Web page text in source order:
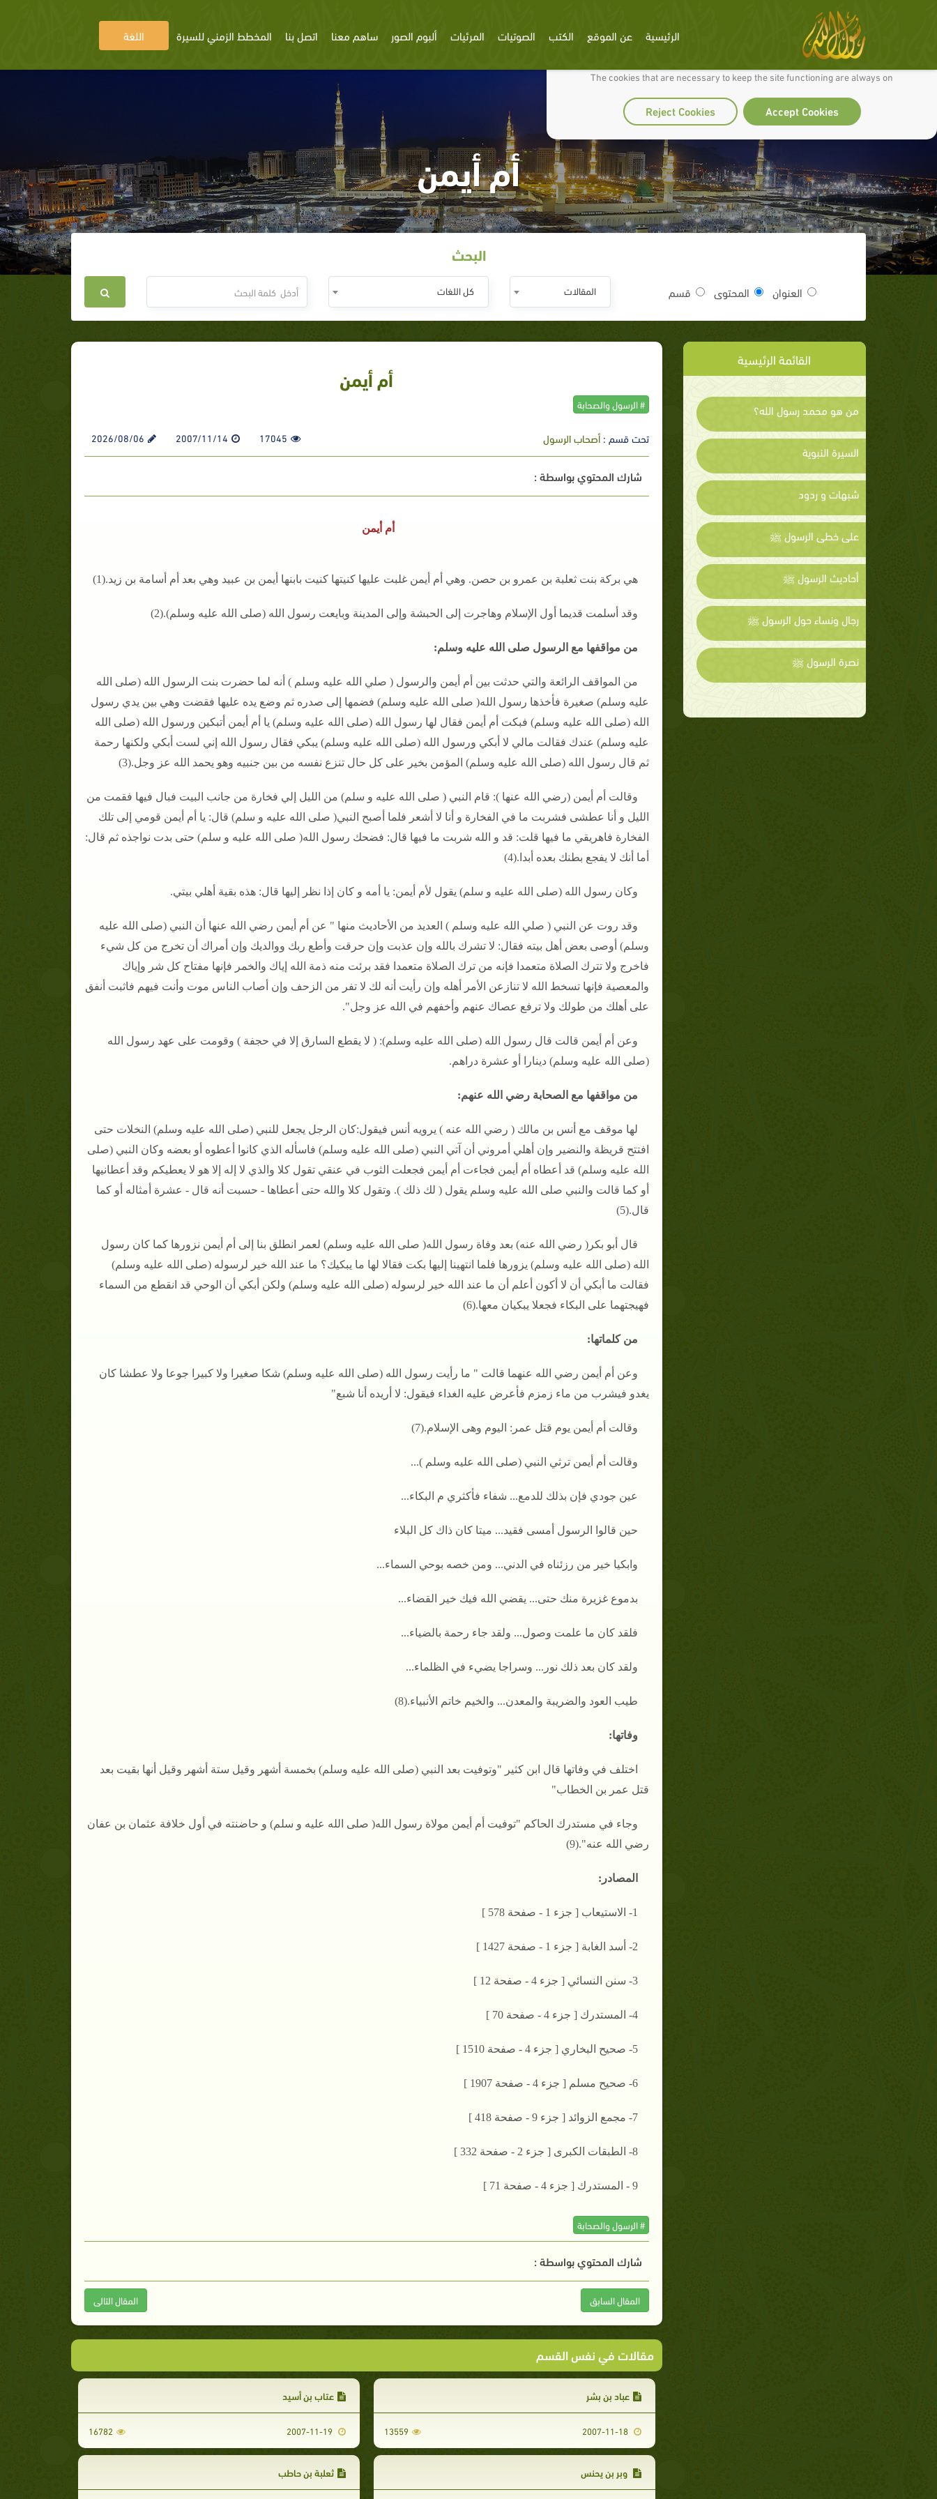
We use cookies to make our site work well for you and so we can continually improve it.
The cookies that are necessary to keep the site functioning are always on
Accept Cookies
Reject Cookies
الرئيسية عن الموقع الكتب الصوتيات المرئيات ألبوم الصور ساهم معنا اتصل بنا المخطط الزمني للسيرة اللغة
أم أيمن
البحث
العنوان المحتوى قسم المقالات كل اللغات
القائمة الرئيسية
من هو محمد رسول الله؟
السيرة النبوية
شبهات و ردود
على خطى الرسول ﷺ
أحاديث الرسول ﷺ
رجال ونساء حول الرسول ﷺ
نصرة الرسول ﷺ
أم أيمن
# الرسول والصحابة
تحت قسم :أصحاب الرسول 17045
2007/11/14
2026/08/06
شارك المحتوي بواسطة :
أم أيمن
هي بركة بنت ثعلبة بن عمرو بن حصن. وهي أم أيمن غلبت عليها كنيتها كنيت بابنها أيمن بن عبيد وهي بعد أم أسامة بن زيد.(1)
وقد أسلمت قديما أول الإسلام وهاجرت إلى الحبشة وإلى المدينة وبايعت رسول الله (صلى الله عليه وسلم).(2)
من مواقفها مع الرسول صلى الله عليه وسلم:
من المواقف الرائعة والتي حدثت بين أم أيمن والرسول ( صلي الله عليه وسلم ) أنه لما حضرت بنت الرسول الله (صلى الله
عليه وسلم) صغيرة فأخذها رسول الله( صلى الله عليه وسلم) فضمها إلى صدره ثم وضع يده عليها فقضت وهي بين يدي رسول
الله (صلى الله عليه وسلم) فبكت أم أيمن فقال لها رسول الله (صلى الله عليه وسلم) يا أم أيمن أتبكين ورسول الله (صلى الله
عليه وسلم) عندك فقالت مالي لا أبكي ورسول الله (صلى الله عليه وسلم) يبكي فقال رسول الله إني لست أبكي ولكنها رحمة
ثم قال رسول الله (صلى الله عليه وسلم) المؤمن بخير على كل حال تنزع نفسه من بين جنبيه وهو يحمد الله عز وجل.(3)
وقالت أم أيمن (رضي الله عنها ): قام النبي ( صلى الله عليه و سلم) من الليل إلي فخارة من جانب البيت فبال فيها فقمت من
الليل و أنا عطشى فشربت ما في الفخارة و أنا لا أشعر فلما أصبح النبي( صلى الله عليه و سلم) قال: يا أم أيمن قومي إلى تلك
الفخارة فاهريقي ما فيها قلت: قد و الله شربت ما فيها قال: فضحك رسول الله( صلى الله عليه و سلم) حتى بدت نواجذه ثم قال:
أما أنك لا يفجع بطنك بعده أبدا.(4)
وكان رسول الله (صلى الله عليه و سلم) يقول لأم أيمن: يا أمه و كان إذا نظر إليها قال: هذه بقية أهلي بيتي.
وقد روت عن النبي ( صلي الله عليه وسلم ) العديد من الأحاديث منها " عن أم أيمن رضي الله عنها أن النبي (صلى الله عليه
وسلم) أوصى بعض أهل بيته فقال: لا تشرك بالله وإن عذبت وإن حرقت وأطع ربك ووالديك وإن أمراك أن تخرج من كل شيء
فاخرج ولا تترك الصلاة متعمدا فإنه من ترك الصلاة متعمدا فقد برئت منه ذمة الله إياك والخمر فإنها مفتاح كل شر وإياك
والمعصية فإنها تسخط الله لا تنازعن الأمر أهله وإن رأيت أنه لك لا تفر من الزحف وإن أصاب الناس موت وأنت فيهم فاثبت أنفق
على أهلك من طولك ولا ترفع عصاك عنهم وأخفهم في الله عز وجل".
وعن أم أيمن قالت قال رسول الله (صلى الله عليه وسلم): ( لا يقطع السارق إلا في حجفة ) وقومت على عهد رسول الله
(صلى الله عليه وسلم) دينارا أو عشرة دراهم.
من مواقفها مع الصحابة رضي الله عنهم:
لها موقف مع أنس بن مالك ( رضي الله عنه ) يرويه أنس فيقول:كان الرجل يجعل للنبي (صلى الله عليه وسلم) النخلات حتى
افتتح قريظة والنضير وإن أهلي أمروني أن آتي النبي (صلى الله عليه وسلم) فاسأله الذي كانوا أعطوه أو بعضه وكان النبي (صلى
الله عليه وسلم) قد أعطاه أم أيمن فجاءت أم أيمن فجعلت الثوب في عنقي تقول كلا والذي لا إله إلا هو لا يعطيكم وقد أعطانيها
أو كما قالت والنبي صلى الله عليه وسلم يقول ( لك ذلك ). وتقول كلا والله حتى أعطاها - حسبت أنه قال - عشرة أمثاله أو كما
قال.(5)
قال أبو بكر( رضي الله عنه) بعد وفاة رسول الله( صلى الله عليه وسلم) لعمر انطلق بنا إلى أم أيمن نزورها كما كان رسول
الله (صلى الله عليه وسلم) يزورها فلما انتهينا إليها بكت فقالا لها ما يبكيك؟ ما عند الله خير لرسوله (صلى الله عليه وسلم)
فقالت ما أبكي أن لا أكون أعلم أن ما عند الله خير لرسوله (صلى الله عليه وسلم) ولكن أبكي أن الوحي قد انقطع من السماء
فهيجتهما على البكاء فجعلا يبكيان معها.(6)
من كلماتها:
وعن أم أيمن رضي الله عنهما قالت " ما رأيت رسول الله (صلى الله عليه وسلم) شكا صغيرا ولا كبيرا جوعا ولا عطشا كان
يغدو فيشرب من ماء زمزم فأعرض عليه الغداء فيقول: لا أريده أنا شبع"
وقالت أم أيمن يوم قتل عمر: اليوم وهى الإسلام.(7)
وقالت أم أيمن ترثي النبي (صلى الله عليه وسلم )...
عين جودي فإن بذلك للدمع... شفاء فأكثري م البكاء...
حين قالوا الرسول أمسى فقيد... ميتا كان ذاك كل البلاء
وابكيا خير من رزئناه في الدني... ومن خصه بوحي السماء...
بدموع غزيرة منك حتى... يقضي الله فيك خير القضاء...
فلقد كان ما علمت وصول... ولقد جاء رحمة بالضياء...
ولقد كان بعد ذلك نور... وسراجا يضيء في الظلماء...
طيب العود والضريبة والمعدن... والخيم خاتم الأنبياء.(8)
وفاتها:
اختلف في وفاتها قال ابن كثير "وتوفيت بعد النبي (صلى الله عليه وسلم) بخمسة أشهر وقيل ستة أشهر وقيل أنها بقيت بعد
قتل عمر بن الخطاب"
وجاء في مستدرك الحاكم "توفيت أم أيمن مولاة رسول الله( صلى الله عليه و سلم) و حاضنته في أول خلافة عثمان بن عفان
رضي الله عنه".(9)
المصادر:
1- الاستيعاب [ جزء 1 - صفحة 578 ]
2- أسد الغابة [ جزء 1 - صفحة 1427 ]
3- سنن النسائي [ جزء 4 - صفحة 12 ]
4- المستدرك [ جزء 4 - صفحة 70 ]
5- صحيح البخاري [ جزء 4 - صفحة 1510 ]
6- صحيح مسلم [ جزء 4 - صفحة 1907 ]
7- مجمع الزوائد [ جزء 9 - صفحة 418 ]
8- الطبقات الكبرى [ جزء 2 - صفحة 332 ]
9 - المستدرك [ جزء 4 - صفحة 71 ]
# الرسول والصحابة
شارك المحتوي بواسطة :
المقال السابق المقال التالى
مقالات في نفس القسم
عباد بن بشر
2007-11-18
13559
عتاب بن أسيد
2007-11-19
16782
وبر بن يحنس ثعلبة بن حاطب